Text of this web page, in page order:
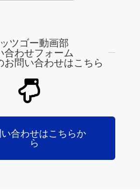
ツゴー動画部
合わせフォーム
お問い合わせはこちら
合わせはこちらか
ら